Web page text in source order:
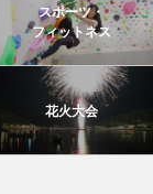
スポーツ・
フィットネス
花火大会